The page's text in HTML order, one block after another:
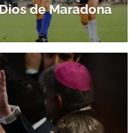
de Maradona